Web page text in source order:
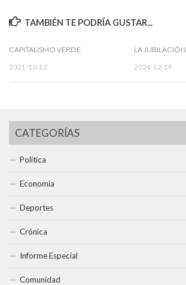
TAMBIÉN TE PODRÍA GUSTAR...
CAPITALISMO VERDE
2021-10-13
LA JUBILACIÓN
2024-12-19
CATEGORÍAS
Política
Economía
Deportes
Crónica
Informe Especial
Comunidad